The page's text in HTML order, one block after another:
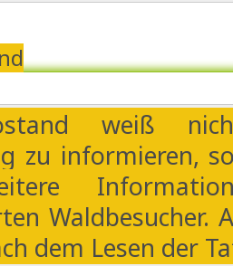
weiß
zu informieren,
Waldbesucher.
dem Lesen der